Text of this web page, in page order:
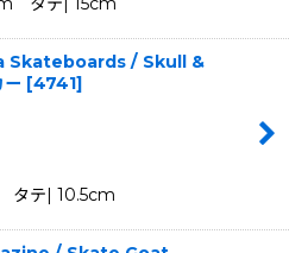
Skateboards / Skull &
[4741]
テ| 10.5cm